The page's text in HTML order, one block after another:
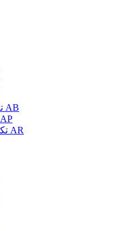
تکسچر آجر نسوز مدرن AB
تکسچر آجر نسوز پلاک AP
تکسچر آجر نسوز رستیک AR